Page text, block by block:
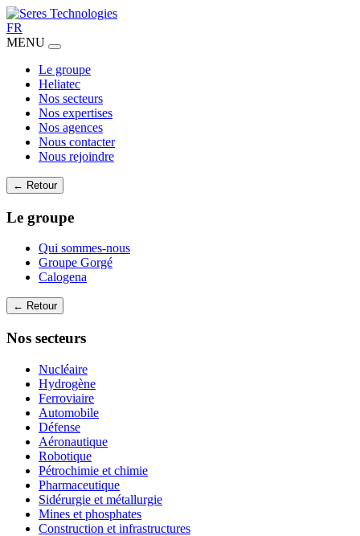
FR
MENU
Le groupe
Heliatec
Nos secteurs
Nos expertises
Nos agences
Nous contacter
Nous rejoindre
← Retour
Le groupe
Qui sommes-nous
Groupe Gorgé
Calogena
← Retour
Nos secteurs
Nucléaire
Hydrogène
Ferroviaire
Automobile
Défense
Aéronautique
Robotique
Pétrochimie et chimie
Pharmaceutique
Sidérurgie et métallurgie
Mines et phosphates
Construction et infrastructures